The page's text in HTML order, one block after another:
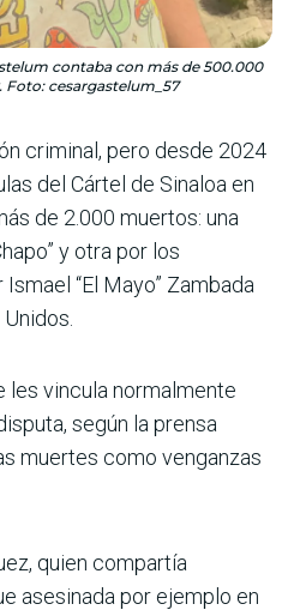
contaba con más de 500.000
Foto: cesargastelum_57
criminal, pero desde 2024
del Cártel de Sinaloa en
de 2.000 muertos: una
y otra por los
“El Mayo” Zambada
les vincula normalmente
según la prensa
muertes como venganzas
quien compartía
asesinada por ejemplo en